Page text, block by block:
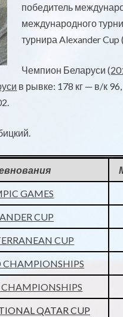
победитель
международного
турнира Alexander Cup
Чемпион Беларуси (
в рывке: 178 кг — в/к
GAMES
CUP
CUP
CHAMPIONSHIPS
CHAMPIONSHIPS
QATAR CUP